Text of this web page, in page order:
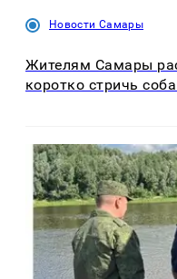
Новости Самары
Жителям Самары
коротко стричь